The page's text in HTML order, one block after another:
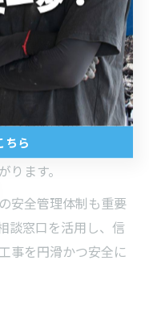
す。無料見積もりを
とも大切です。
金の有無、廃材のリ
ください。過去には
ら追加費用が発生し
に書面で詳細を取り
ます。
安全管理体制も重要
談窓口を活用し、信
事を円滑かつ安全に
ちら
ちら